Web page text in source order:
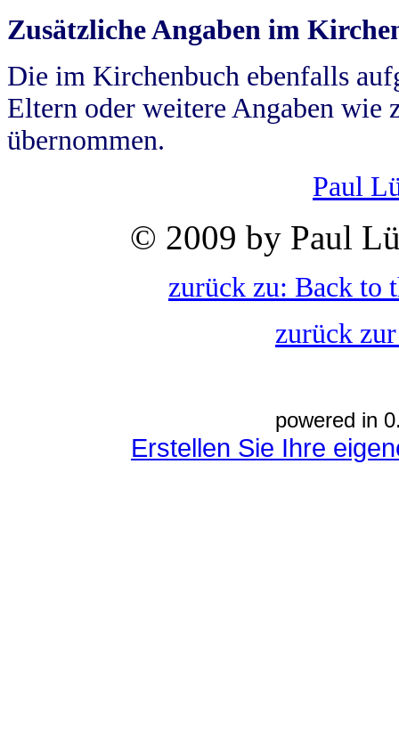
Zusätzliche Angaben im
Die im Kirchenbuch ebenfalls
Eltern oder weitere Angaben wie
übernommen.
Paul
© 2009 by Paul
zurück zu: Back to
zurück
powered in
Erstellen Sie Ihre